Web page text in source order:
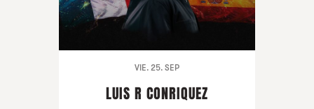
VIE. 25. SEP
LUIS R CONRIQUEZ